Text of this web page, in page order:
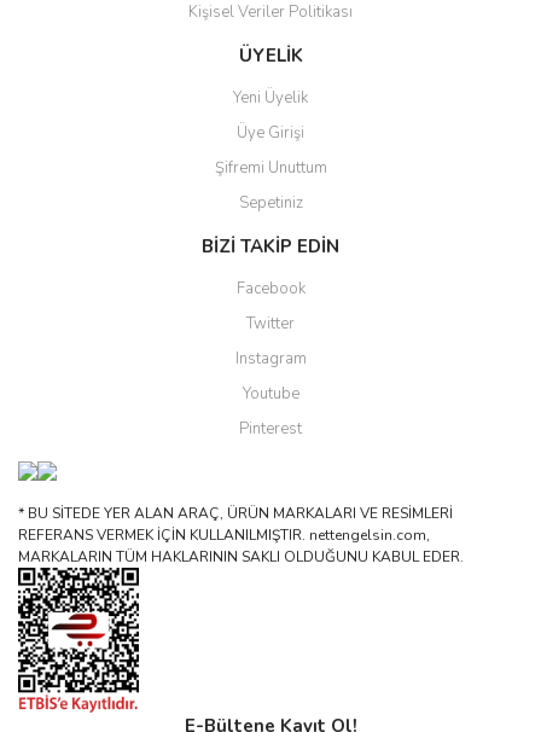
Gönder
Kişisel Veriler Politikası
ÜYELİK
Yeni Üyelik
Üye Girişi
Şifremi Unuttum
Sepetiniz
BİZİ TAKİP EDİN
Facebook
Twitter
Instagram
Youtube
Pinterest
* BU SİTEDE YER ALAN ARAÇ, ÜRÜN MARKALARI VE RESİMLERİ
REFERANS VERMEK İÇİN KULLANILMIŞTIR. nettengelsin.com,
MARKALARIN TÜM HAKLARININ SAKLI OLDUĞUNU KABUL EDER.
E-Bültene Kayıt Ol!